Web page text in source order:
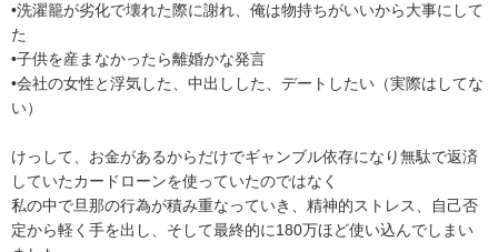
•洗濯籠が劣化で壊れた際に謝れ、俺は物持ちがいいから大事にして
た
•子供を産まなかったら離婚かな発言
•会社の女性と浮気した、中出しした、デートしたい（実際はしてな
い）
けっして、お金があるからだけでギャンブル依存になり無駄で返済
していたカードローンを使っていたのではなく
私の中で旦那の行為が積み重なっていき、精神的ストレス、自己否
定から軽く手を出し、そして最終的に180万ほど使い込んでしまい